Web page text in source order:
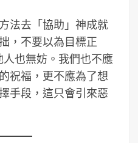
法去「協助」神成就
，不要以為目標正
也無妨。我們也不應
祝福，更不應為了想
手段，這只會引來惡